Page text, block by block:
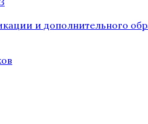
и дополнительного